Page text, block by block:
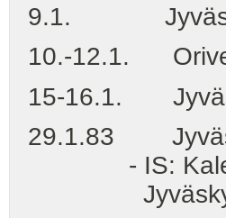
9.1.
10.-12.1.
15-16.1.
29.1.83
- IS: Kalevala
Jyväskylän